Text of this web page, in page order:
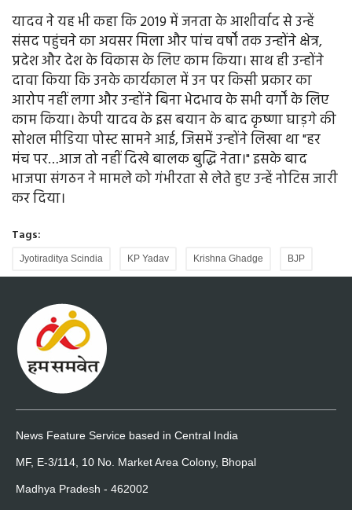
यादव ने यह भी कहा कि 2019 में जनता के आशीर्वाद से उन्हें
संसद पहुंचने का अवसर मिला और पांच वर्षों तक उन्होंने क्षेत्र,
प्रदेश और देश के विकास के लिए काम किया। साथ ही उन्होंने
दावा किया कि उनके कार्यकाल में उन पर किसी प्रकार का
आरोप नहीं लगा और उन्होंने बिना भेदभाव के सभी वर्गों के लिए
काम किया। केपी यादव के इस बयान के बाद कृष्णा घाड़गे की
सोशल मीडिया पोस्ट सामने आई, जिसमें उन्होंने लिखा था "हर
मंच पर…आज तो नहीं दिखे बालक बुद्धि नेता।" इसके बाद
भाजपा संगठन ने मामले को गंभीरता से लेते हुए उन्हें नोटिस जारी
कर दिया।
Tags:
Jyotiraditya Scindia KP Yadav Krishna Ghadge BJP
News Feature Service based in Central India
MF, E-3/114, 10 No. Market Area Colony, Bhopal
Madhya Pradesh - 462002